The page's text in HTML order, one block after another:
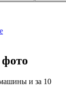
и за 10